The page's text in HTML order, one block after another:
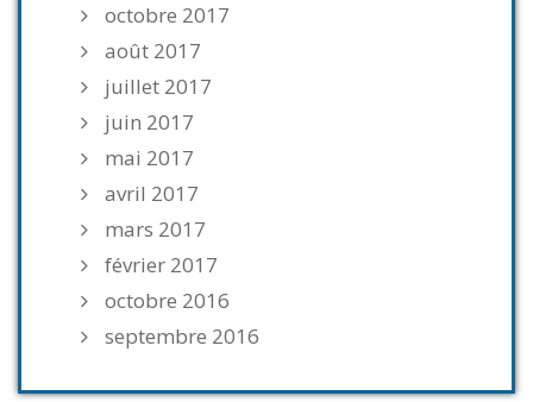
octobre 2017
août 2017
juillet 2017
juin 2017
mai 2017
avril 2017
mars 2017
février 2017
octobre 2016
septembre 2016